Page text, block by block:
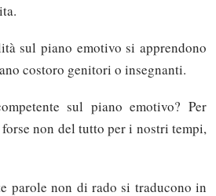
sul piano emotivo si apprendono
costoro genitori o insegnanti.
sul piano emotivo? Per
forse non del tutto per i nostri tempi,
parole non di rado si traducono in